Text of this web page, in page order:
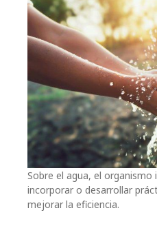
Sobre el agua, el organismo
incorporar o desarrollar
mejorar la eficiencia.